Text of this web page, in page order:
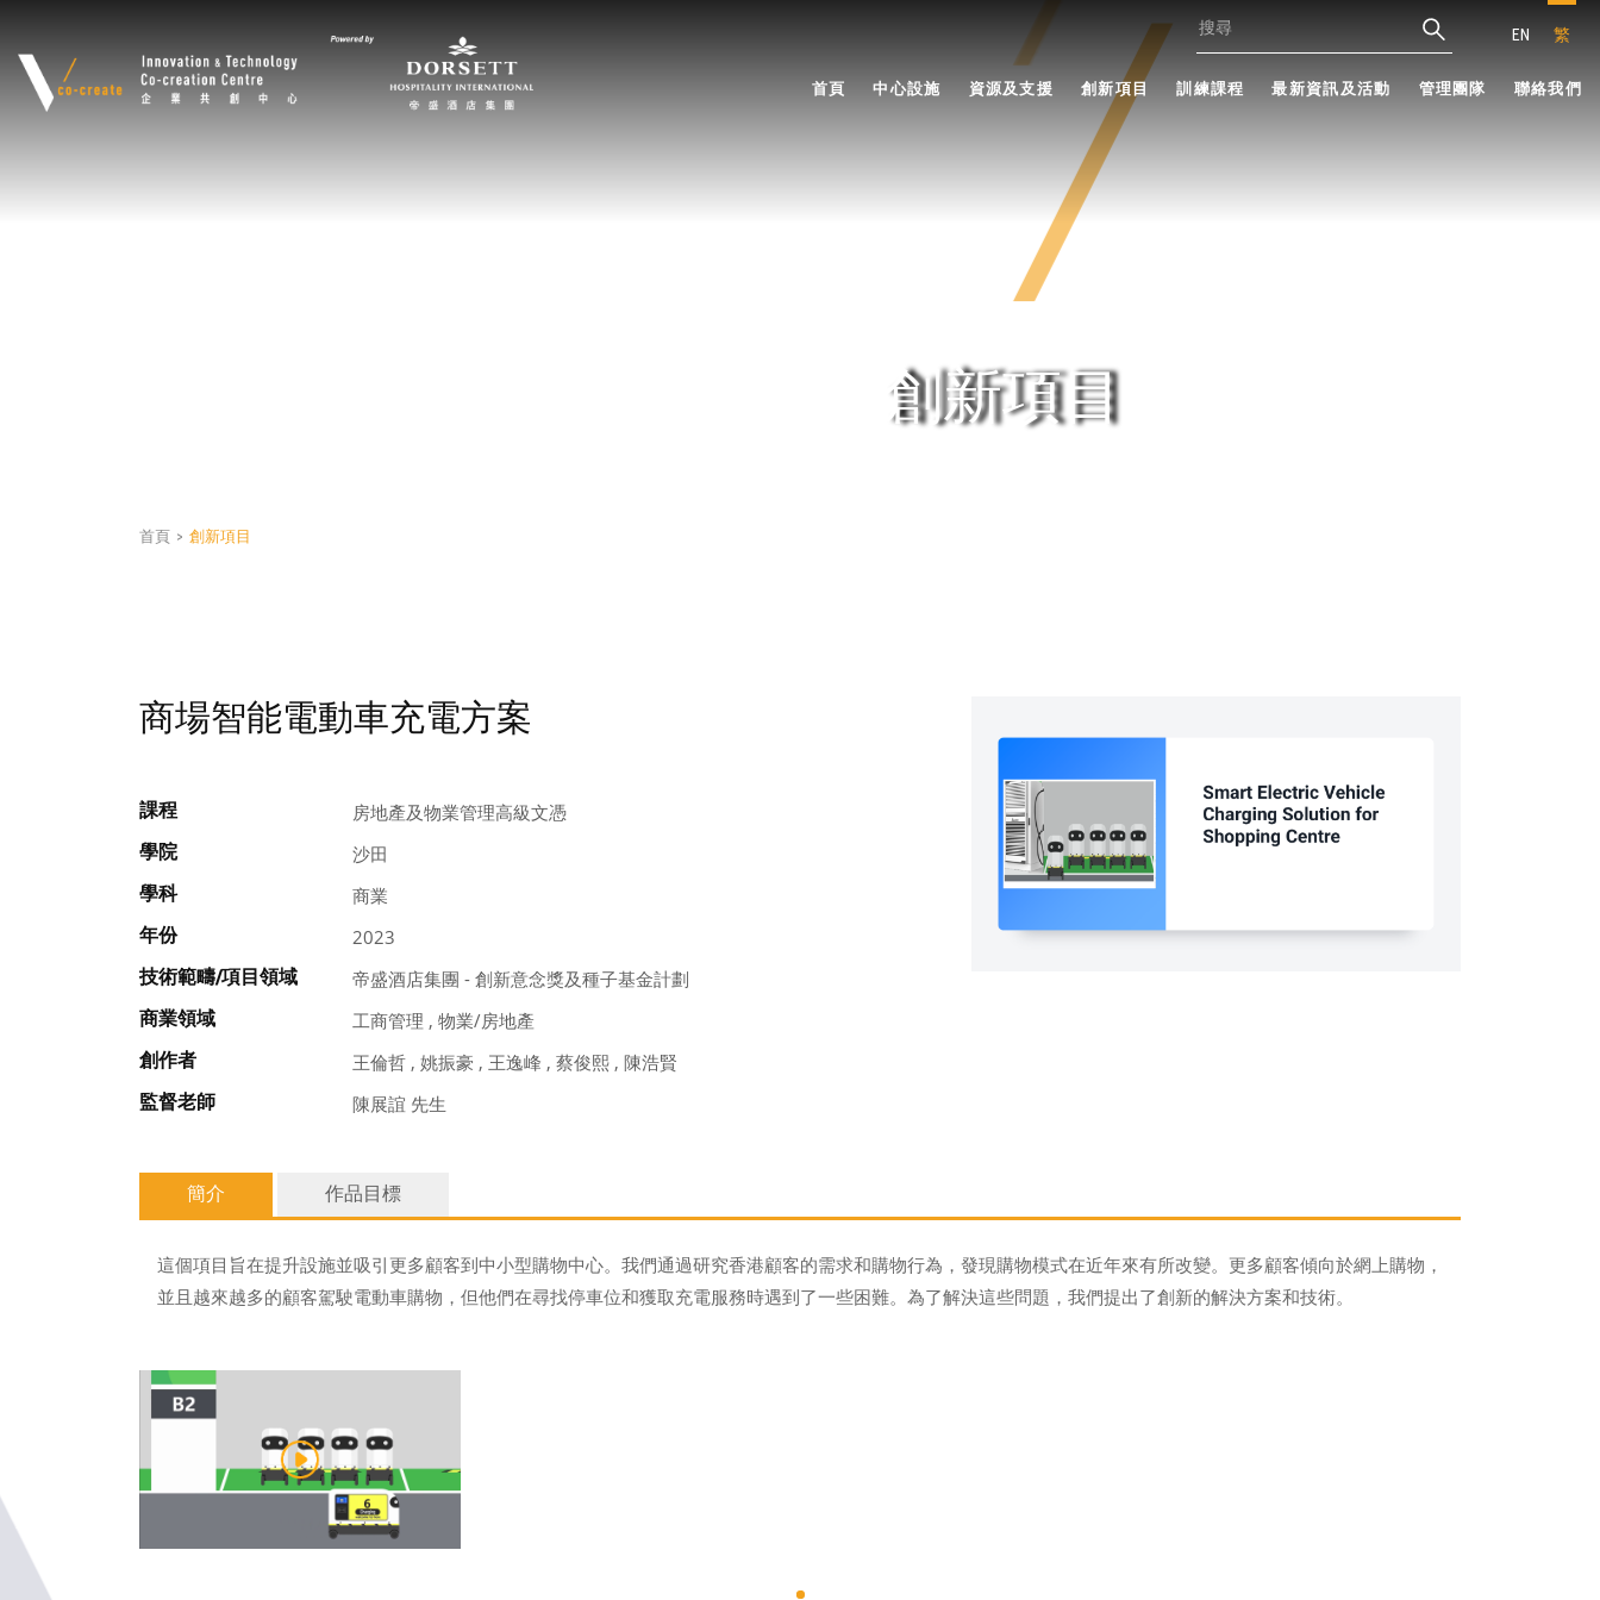
EN 繁
首頁 中心設施 資源及支援 創新項目 訓練課程 最新資訊及活動 管理團隊 聯絡我們
創新項目
首頁 > 創新項目
商場智能電動車充電方案
課程 房地產及物業管理高級文憑
學院 沙田
學科 商業
年份 2023
技術範疇/項目領域 帝盛酒店集團 - 創新意念獎及種子基金計劃
商業領域 工商管理 , 物業/房地產
創作者 王倫哲 , 姚振豪 , 王逸峰 , 蔡俊熙 , 陳浩賢
監督老師 陳展誼 先生
簡介 作品目標
這個項目旨在提升設施並吸引更多顧客到中小型購物中心。我們通過研究香港顧客的需求和購物行為，發現購物模式在近年來有所改變。更多顧客傾向於網上購物，
並且越來越多的顧客駕駛電動車購物，但他們在尋找停車位和獲取充電服務時遇到了一些困難。為了解決這些問題，我們提出了創新的解決方案和技術。